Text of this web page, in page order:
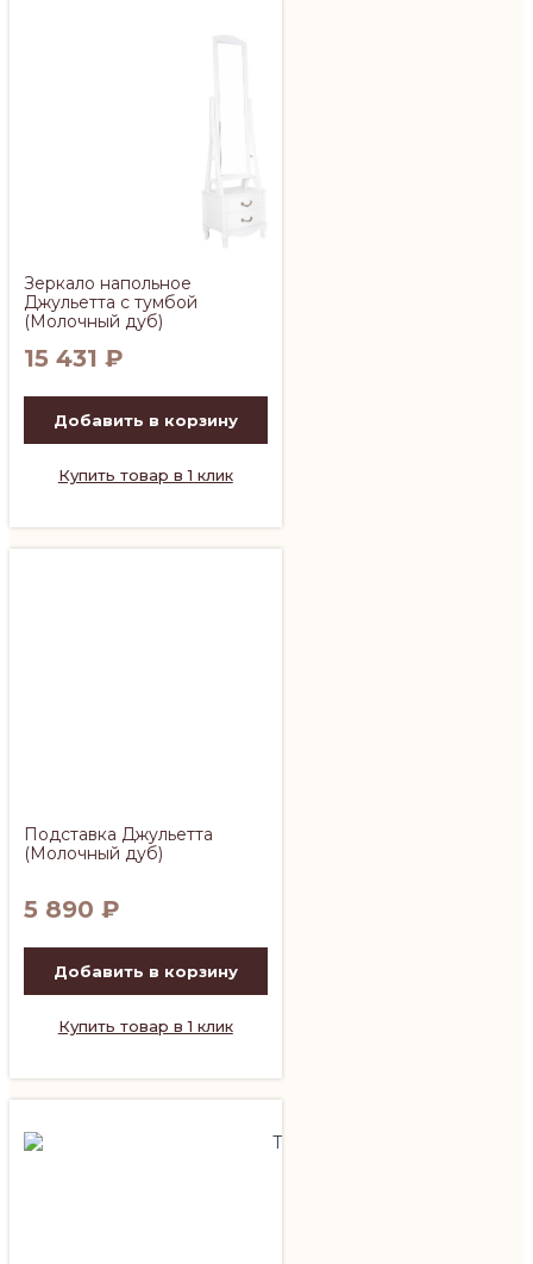
Зеркало напольное
Джульетта с тумбой
(Молочный дуб)
15 431 ₽
Добавить в корзину
Купить товар в 1 клик
Подставка Джульетта
(Молочный дуб)
5 890 ₽
Добавить в корзину
Купить товар в 1 клик